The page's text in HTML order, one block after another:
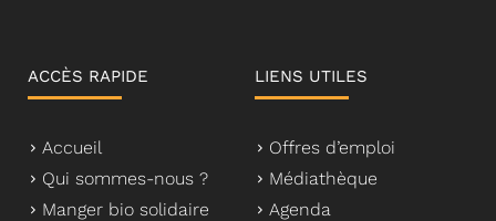
ACCÈS RAPIDE
Accueil
Qui sommes-nous ?
Manger bio solidaire
LIENS UTILES
Offres d’emploi
Médiathèque
Agenda